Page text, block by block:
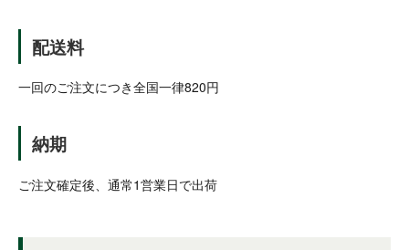
配送料
一回のご注文につき全国一律820円
納期
ご注文確定後、通常1営業日で出荷